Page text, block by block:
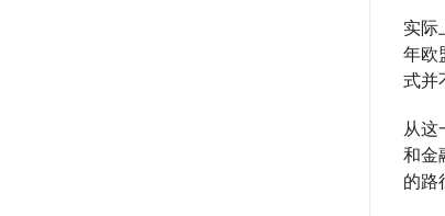
实际
年欧
式并
从这
和金
的路